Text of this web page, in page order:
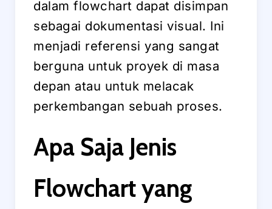
dalam flowchart dapat disimpan
sebagai dokumentasi visual. Ini
menjadi referensi yang sangat
berguna untuk proyek di masa
depan atau untuk melacak
perkembangan sebuah proses.
Apa Saja Jenis
Flowchart yang